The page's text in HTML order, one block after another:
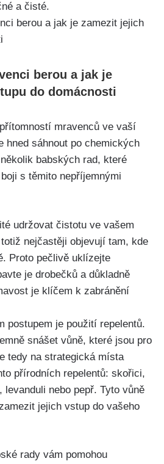
a čisté.
berou a jak je
do domácnosti
mravenců ve⁣ vaší
hned sáhnout po‍ chemických
babských rad, které⁤
s těmito nepříjemnými‍
udržovat čistotu ve vašem
nejčastěji objevují tam, kde
Proto pečlivě uklízejte
je drobečků a důkladně
je klíčem k zabránění
postupem je použití repelentů.
snášet vůně, které jsou pro
tedy na strategická místa
přírodních repelentů: skořici,
nebo pepř. Tyto vůně
jejich vstup do vašeho
rady vám pomohou